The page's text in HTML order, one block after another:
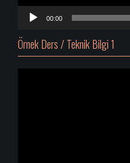
00:00
Örnek Ders / Teknik Bilgi 1